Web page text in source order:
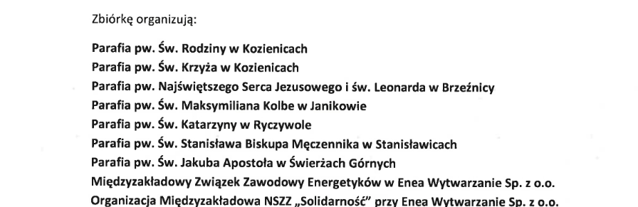
Niezbędne
Niezbędne pliki cookies służą do prawidłowego funkcjonowania strony
i umożliwiają Ci komfortowe korzystanie z oferowanych przez nas usług.
Pliki cookies odpowiadają na podejmowane przez Ciebie działania w celu m.in.
dostosowania Twoich ustawień preferencji prywatności, logowania czy wypełniania
formularzy. Dzięki plikom cookies strona, z której korzystasz, może działać bez
zakłóceń.
Zapoznaj się zPOLITYKĄ PRYWATNOŚCI I PLIKÓW COOKIES.
Więcej
Funkcjonalne i personalizacyjne
Tego typu pliki cookies umożliwiają stronie internetowej zapamiętanie